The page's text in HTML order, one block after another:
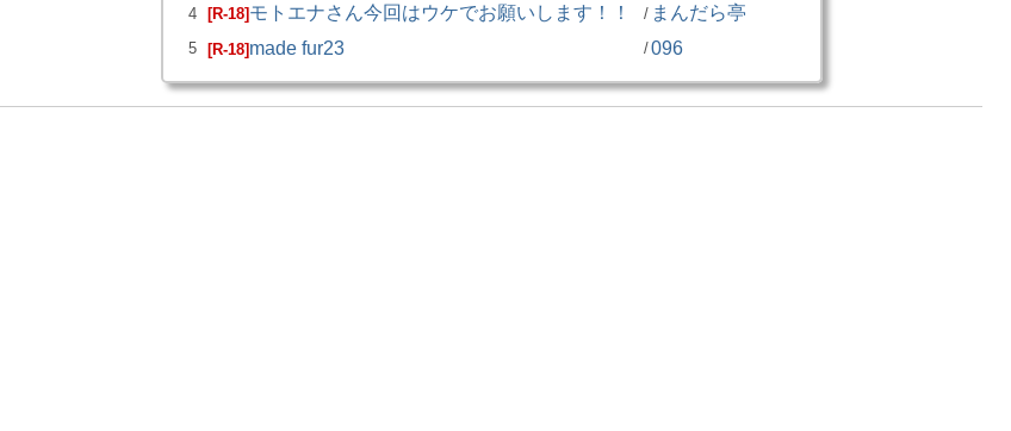
4 [R-18]モトエナさん今回はウケでお願いします！！ / まんだら亭
5 [R-18]made fur23 /096